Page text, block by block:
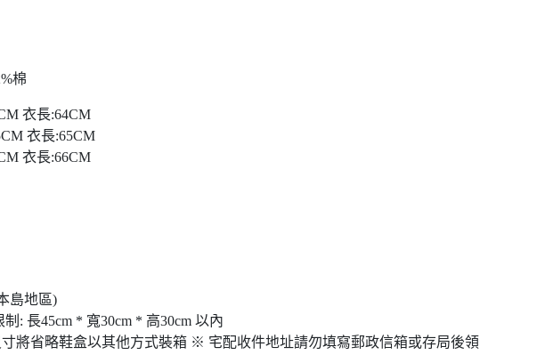
棉
衣長:64CM
衣長:65CM
衣長:66CM
島地區)
: 長45cm * 寬30cm * 高30cm 以內
將省略鞋盒以其他方式裝箱 ※ 宅配收件地址請勿填寫郵政信箱或存局後領